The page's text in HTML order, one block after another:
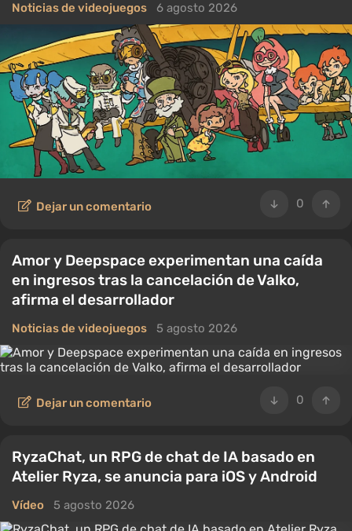
Noticias de videojuegos 6 agosto 2026
0
Dejar un comentario
Amor y Deepspace experimentan una caída
en ingresos tras la cancelación de Valko,
afirma el desarrollador
Noticias de videojuegos 5 agosto 2026
0
Dejar un comentario
RyzaChat, un RPG de chat de IA basado en
Atelier Ryza, se anuncia para iOS y Android
Vídeo 5 agosto 2026